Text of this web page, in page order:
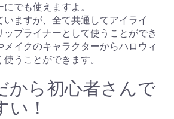
でも使えますよ。
いますが、全て共通してアイライ
ップライナーとして使うことができ
メイクのキャラクターからハロウィ
うことができます。
から初心者さんで
い！